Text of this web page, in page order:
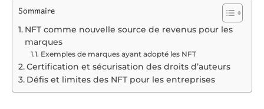
Sommaire
NFT comme nouvelle source de revenus pour les
marques
Exemples de marques ayant adopté les NFT
Certification et sécurisation des droits d’auteurs
Défis et limites des NFT pour les entreprises